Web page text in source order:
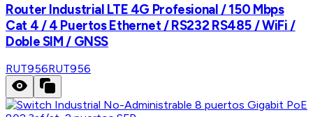
Router Industrial LTE 4G Profesional / 150 Mbps
Cat 4 / 4 Puertos Ethernet / RS232 RS485 / WiFi /
Doble SIM / GNSS
RUT956RUT956